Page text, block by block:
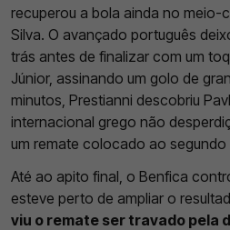
recuperou a bola ainda no meio-
Silva. O avançado português
trás antes de finalizar com um
Júnior, assinando um golo de
minutos, Prestianni descobriu
internacional grego não
um remate colocado ao segundo
Até ao apito final, o Benfica
esteve perto de ampliar o
viu o remate ser travado pela